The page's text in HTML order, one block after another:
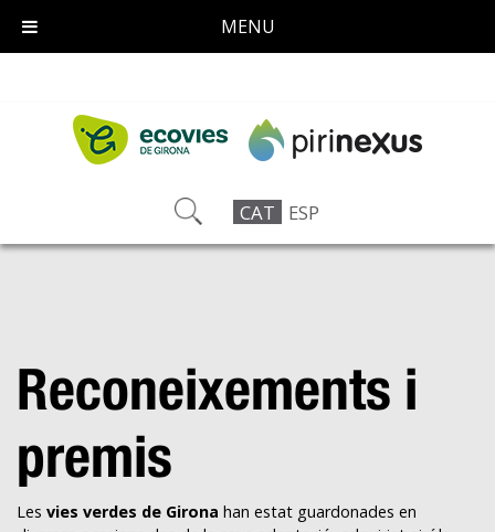
CAT ESP
Reconeixements i
premis
Les vies verdes de Girona han estat guardonades en
MENU